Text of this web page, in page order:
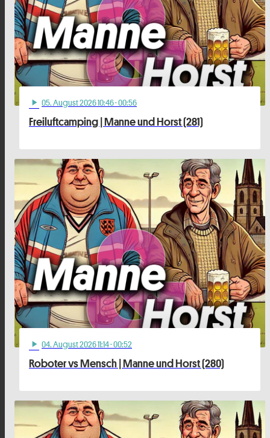
play_arrow 05. August 2026 10:46· 00:56
Freiluftcamping | Manne und Horst (281)
play_arrow 04. August 2026 11:14· 00:52
Roboter vs Mensch | Manne und Horst (280)